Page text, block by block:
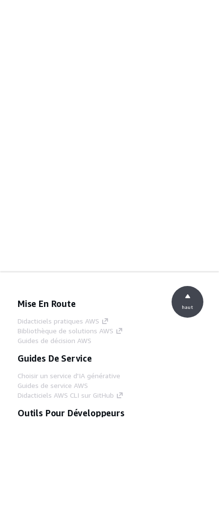
Mise En Route
Didacticiels pratiques AWS
Bibliothèque de solutions AWS
Guides de décision AWS
Guides De Service
Choisir un service d'IA générative
Guides de service AWS
Didacticiels AWS CLI sur GitHub
Outils Pour Développeurs
haut